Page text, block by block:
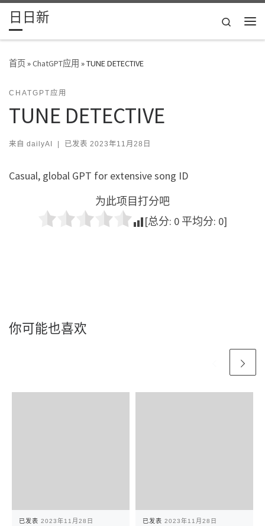
Skip to content
日日新
Search
首页»ChatGPT应用 »TUNE DETECTIVE
CHATGPT应用
TUNE DETECTIVE
来自 dailyAI | 已发表 2023年11月28日
Casual, global GPT for extensive song ID
为此项目打分吧
[总分: 0 平均分: 0]
你可能也喜欢
已发表 2023年11月28日 已发表 2023年11月28日